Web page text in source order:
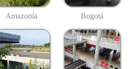
Amazonía Bogotá